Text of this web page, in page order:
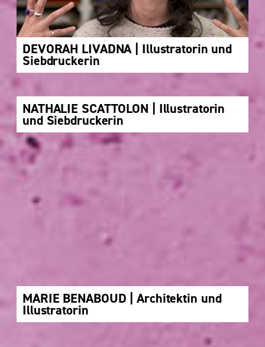
DEVORAH LIVADNA | Illustratorin und
Siebdruckerin
NATHALIE SCATTOLON | Illustratorin
und Siebdruckerin
MARIE BENABOUD | Architektin und
Illustratorin